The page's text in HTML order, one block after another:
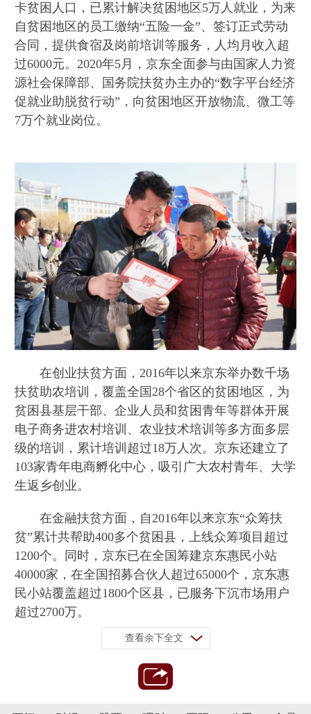
卡贫困人口，已累计解决贫困地区5万人就业，为来
自贫困地区的员工缴纳“五险一金”、签订正式劳动
合同，提供食宿及岗前培训等服务，人均月收入超
过6000元。2020年5月，京东全面参与由国家人力资
源社会保障部、国务院扶贫办主办的“数字平台经济
促就业助脱贫行动”，向贫困地区开放物流、微工等
7万个就业岗位。
在创业扶贫方面，2016年以来京东举办数千场
扶贫助农培训，覆盖全国28个省区的贫困地区，为
贫困县基层干部、企业人员和贫困青年等群体开展
电子商务进农村培训、农业技术培训等多方面多层
级的培训，累计培训超过18万人次。京东还建立了
103家青年电商孵化中心，吸引广大农村青年、大学
生返乡创业。
在金融扶贫方面，自2016年以来京东“众筹扶
贫”累计共帮助400多个贫困县，上线众筹项目超过
1200个。同时，京东已在全国筹建京东惠民小站
40000家，在全国招募合伙人超过65000个，京东惠
民小站覆盖超过1800个区县，已服务下沉市场用户
超过2700万。
查看余下全文